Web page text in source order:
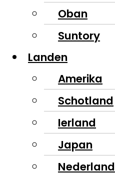
Oban
Suntory
Landen
Amerika
Schotland
Ierland
Japan
Nederland